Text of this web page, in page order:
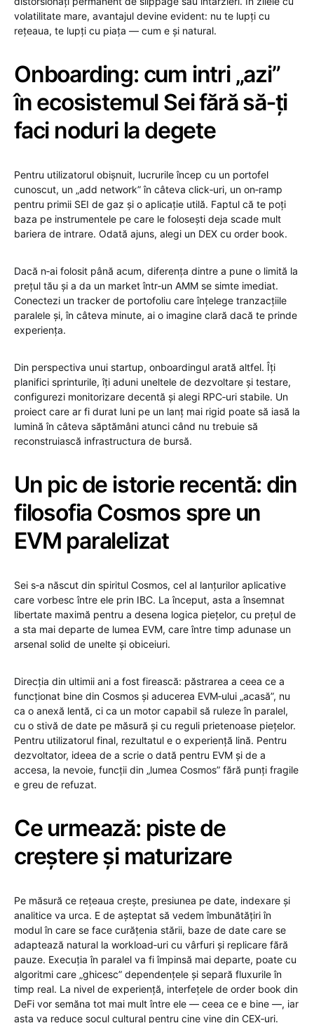
volatilitate mare, avantajul devine evident: nu te lupți cu
rețeaua, te lupți cu piața — cum e și natural.
Onboarding: cum intri „azi”
în ecosistemul Sei fără să‑ți
faci noduri la degete
Pentru utilizatorul obișnuit, lucrurile încep cu un portofel
cunoscut, un „add network” în câteva click‑uri, un on‑ramp
pentru primii SEI de gaz și o aplicație utilă. Faptul că te poți
baza pe instrumentele pe care le folosești deja scade mult
bariera de intrare. Odată ajuns, alegi un DEX cu order book.
Dacă n‑ai folosit până acum, diferența dintre a pune o limită la
prețul tău și a da un market într‑un AMM se simte imediat.
Conectezi un tracker de portofoliu care înțelege tranzacțiile
paralele și, în câteva minute, ai o imagine clară dacă te prinde
experiența.
Din perspectiva unui startup, onboardingul arată altfel. Îți
planifici sprinturile, îți aduni uneltele de dezvoltare și testare,
configurezi monitorizare decentă și alegi RPC‑uri stabile. Un
proiect care ar fi durat luni pe un lanț mai rigid poate să iasă la
lumină în câteva săptămâni atunci când nu trebuie să
reconstruiască infrastructura de bursă.
Un pic de istorie recentă: din
filosofia Cosmos spre un
EVM paralelizat
Sei s‑a născut din spiritul Cosmos, cel al lanțurilor aplicative
care vorbesc între ele prin IBC. La început, asta a însemnat
libertate maximă pentru a desena logica piețelor, cu prețul de
a sta mai departe de lumea EVM, care între timp adunase un
arsenal solid de unelte și obiceiuri.
Direcția din ultimii ani a fost firească: păstrarea a ceea ce a
funcționat bine din Cosmos și aducerea EVM‑ului „acasă”, nu
ca o anexă lentă, ci ca un motor capabil să ruleze în paralel,
cu o stivă de date pe măsură și cu reguli prietenoase piețelor.
Pentru utilizatorul final, rezultatul e o experiență lină. Pentru
dezvoltator, ideea de a scrie o dată pentru EVM și de a
accesa, la nevoie, funcții din „lumea Cosmos” fără punți fragile
e greu de refuzat.
Ce urmează: piste de
creștere și maturizare
Pe măsură ce rețeaua crește, presiunea pe date, indexare și
analitice va urca. E de așteptat să vedem îmbunătățiri în
modul în care se face curățenia stării, baze de date care se
adaptează natural la workload‑uri cu vârfuri și replicare fără
pauze. Execuția în paralel va fi împinsă mai departe, poate cu
algoritmi care „ghicesc” dependențele și separă fluxurile în
timp real. La nivel de experiență, interfețele de order book din
DeFi vor semăna tot mai mult între ele — ceea ce e bine —, iar
asta va reduce șocul cultural pentru cine vine din CEX‑uri.